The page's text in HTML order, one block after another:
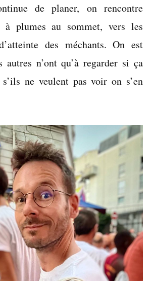
de planer, on rencontre
à plumes au sommet, vers les
des méchants. On est
autres n’ont qu’à regarder si ça
ne veulent pas voir on s’en